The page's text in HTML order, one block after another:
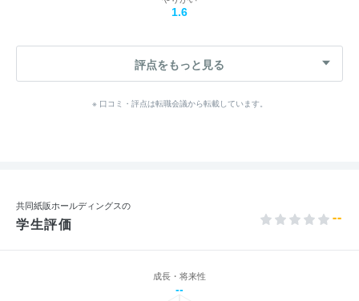
1.6
評点をもっと見る
※ 口コミ・評点は転職会議から転載しています。
共同紙販ホールディングスの
学生評価 --
成長・将来性
--